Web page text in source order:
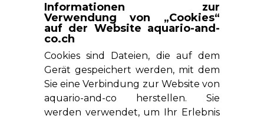
Informationen zur
Verwendung von „Cookies“
auf der Website aquario-and-
co.ch
Cookies sind Dateien, die auf dem
Gerät gespeichert werden, mit dem
Sie eine Verbindung zur Website von
aquario-and-co herstellen. Sie
werden verwendet, um Ihr Erlebnis